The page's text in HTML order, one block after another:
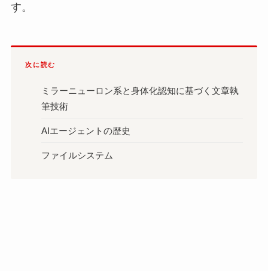
す。
次に読む
ミラーニューロン系と身体化認知に基づく文章執
筆技術
AIエージェントの歴史
ファイルシステム